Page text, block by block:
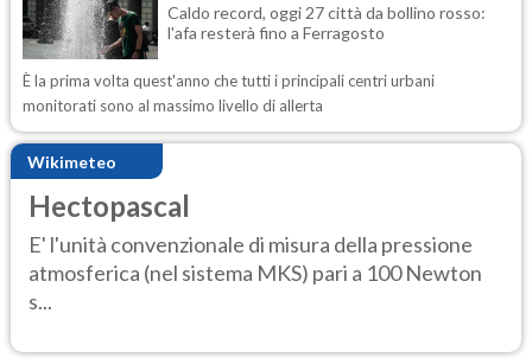
Caldo record, oggi 27 città da bollino rosso:
l'afa resterà fino a Ferragosto
È la prima volta quest'anno che tutti i principali centri urbani
monitorati sono al massimo livello di allerta
Wikimeteo
Hectopascal
E' l'unità convenzionale di misura della pressione
atmosferica (nel sistema MKS) pari a 100 Newton
s...